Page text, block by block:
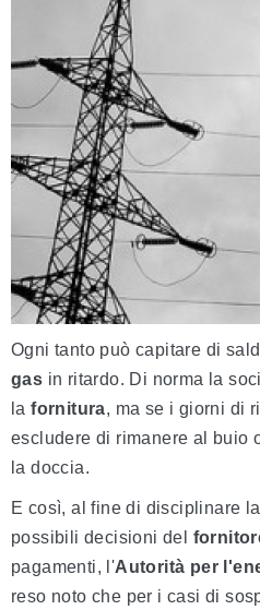
Ogni tanto può capitare di
gas in ritardo. Di norma la
lafornitura, ma se i giorni di
escludere di rimanere al buio
la doccia.
E così, al fine di disciplinare
possibili decisioni del
pagamenti, l'Autorità per
reso noto che per i casi di